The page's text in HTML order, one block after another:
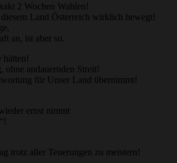
2 Wochen Wahlen!
Land Österreich wirklich bewegt!
an, ist aber so.
hätten!
ohne andauernden Streit!
für Unser Land übernimmt!
ernst nimmt
trotz aller Teuerungen zu meistern!